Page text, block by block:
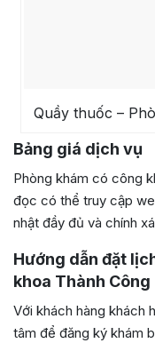
Quầy thuốc –
Bảng giá dịch vụ
Phòng khám có công
đọc có thể truy cập
nhật đầy đủ và chính
Hướng dẫn đặt
khoa Thành Công
Với khách hàng khách
tâm để đăng ký khám